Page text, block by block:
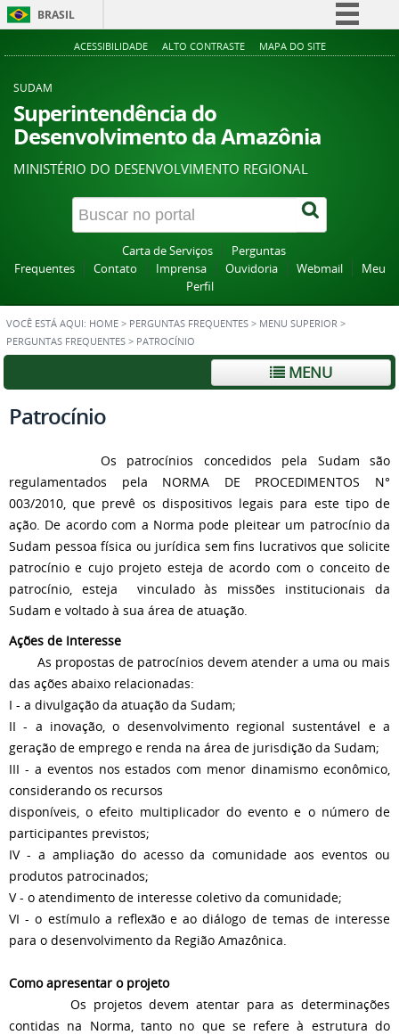
BRASIL
Simplifique!
Acesso à informação
ACESSIBILIDADE ALTO CONTRASTE MAPA DO SITE
SUDAM
Superintendência do
Desenvolvimento da Amazônia
MINISTÉRIO DO DESENVOLVIMENTO REGIONAL
Carta de Serviços
Perguntas
Frequentes
Contato Imprensa Ouvidoria Webmail
Meu
Perfil
VOCÊ ESTÁ AQUI: HOME > PERGUNTAS FREQUENTES > MENU SUPERIOR >
PERGUNTAS FREQUENTES > PATROCÍNIO
MENU
Patrocínio
Os patrocínios concedidos pela Sudam são
regulamentados pela NORMA DE PROCEDIMENTOS N°
003/2010, que prevê os dispositivos legais para este tipo de
ação. De acordo com a Norma pode pleitear um patrocínio da
Sudam pessoa física ou jurídica sem fins lucrativos que solicite
patrocínio e cujo projeto esteja de acordo com o conceito de
patrocínio, esteja vinculado às missões institucionais da
Sudam e voltado à sua área de atuação.
Ações de Interesse
As propostas de patrocínios devem atender a uma ou mais
das ações abaixo relacionadas:
I - a divulgação da atuação da Sudam;
II - a inovação, o desenvolvimento regional sustentável e a
geração de emprego e renda na área de jurisdição da Sudam;
III - a eventos nos estados com menor dinamismo econômico,
considerando os recursos
disponíveis, o efeito multiplicador do evento e o número de
participantes previstos;
IV - a ampliação do acesso da comunidade aos eventos ou
produtos patrocinados;
V - o atendimento de interesse coletivo da comunidade;
VI - o estímulo a reflexão e ao diálogo de temas de interesse
para o desenvolvimento da Região Amazônica.
Como apresentar o projeto
Os projetos devem atentar para as determinações
contidas na Norma, tanto no que se refere à estrutura do